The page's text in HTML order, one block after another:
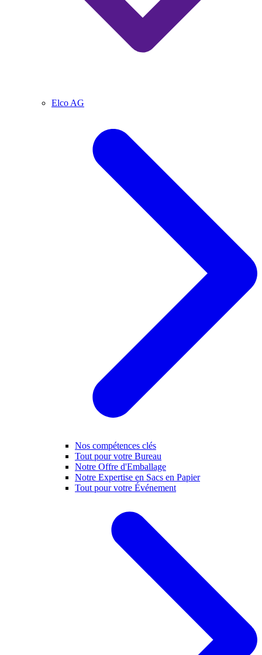
Elco AG
Nos compétences clés
Tout pour votre Bureau
Notre Offre d'Emballage
Notre Expertise en Sacs en Papier
Tout pour votre Événement